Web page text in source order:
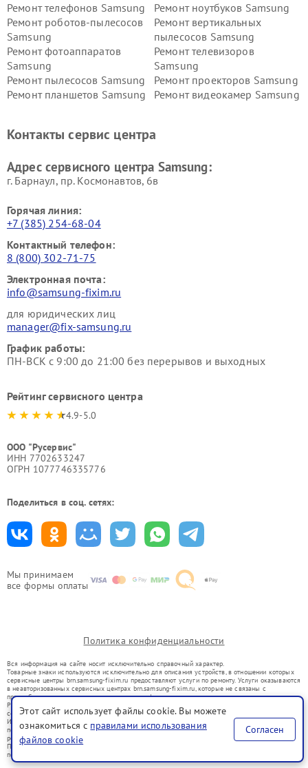
Мы принимаем
все формы оплаты
Ремонт телефонов Samsung
Ремонт ноутбуков Samsung
Ремонт роботов-пылесосов
Samsung
Ремонт вертикальных
пылесосов Samsung
Ремонт фотоаппаратов
Samsung
Ремонт телевизоров
Samsung
Ремонт пылесосов Samsung
Ремонт проекторов Samsung
Ремонт планшетов Samsung
Ремонт видеокамер Samsung
Контакты сервис центра
Адрес сервисного центра Samsung:
г. Барнаул, ​пр. Космонавтов, 6в
Горячая линия:
+7 (385) 254-68-04
Контактный телефон:
8 (800) 302-71-75
Электронная почта:
info@samsung-fixim.ru
для юридических лиц
manager@fix-samsung.ru
График работы:
ПН-ВСК с 9:00 до 21:00 без перерывов и выходных
Рейтинг сервисного центра
4.9-5.0
ООО "Русервис"
ИНН 7702633247
ОГРН 1077746335776
Поделиться в соц. сетях:
Политика конфиденциальности
Вся информация на сайте носит исключительно справочный характер.
Товарные знаки используются исключительно для описания устройств, в отношении которых
сервисные центры brn.samsung-fixim.ru предоставляют услуги по ремонту. Услуги оказываются
в неавторизованных сервисных центрах brn.samsung-fixim.ru, которые не связаны с
правообладателями товарных знаков или их официальными представителями.
Ремонт осуществляется для устройств, уже введенных в гражданский оборот в соответствии
со статьей 1487 ГК РФ.
Использование товарных знаков не преследует цели индивидуализации услуг или введения
потребителей в заблуждение, а служит для информирования о предоставляемых услугах по
ремонту техники указанных брендов.
Представленная на сайте информация не является публичной офертой, определяемой
положениями Статьи 437(2) Гражданского кодекса РФ
Этот сайт использует файлы cookie. Вы можете
ознакомиться с правилами использования
файлов cookie
Согласен